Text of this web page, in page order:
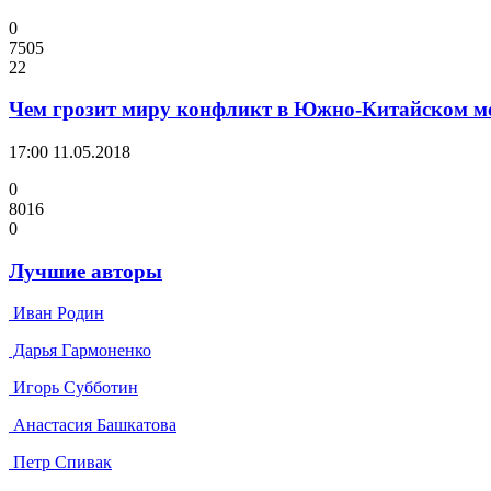
0
7505
22
Чем грозит миру конфликт в Южно-Китайском
17:00 11.05.2018
0
8016
0
Лучшие авторы
Иван Родин
Дарья Гармоненко
Игорь Субботин
Анастасия Башкатова
Петр Спивак